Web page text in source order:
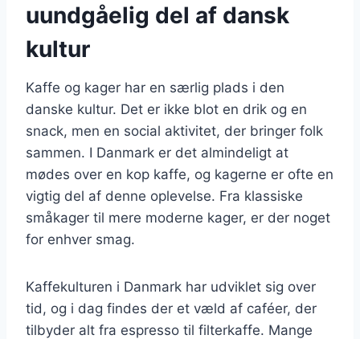
uundgåelig del af dansk
kultur
Kaffe og kager har en særlig plads i den
danske kultur. Det er ikke blot en drik og en
snack, men en social aktivitet, der bringer folk
sammen. I Danmark er det almindeligt at
mødes over en kop kaffe, og kagerne er ofte en
vigtig del af denne oplevelse. Fra klassiske
småkager til mere moderne kager, er der noget
for enhver smag.
Kaffekulturen i Danmark har udviklet sig over
tid, og i dag findes der et væld af caféer, der
tilbyder alt fra espresso til filterkaffe. Mange